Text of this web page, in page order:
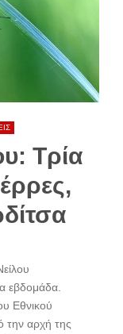
Τρία
εβδομάδα.
Εθνικού
την αρχή της